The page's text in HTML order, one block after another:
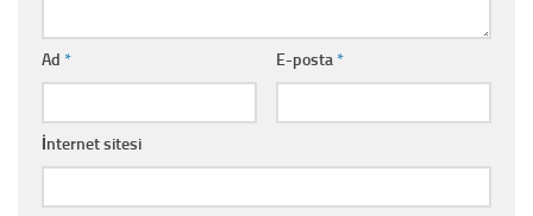
Ad * E-posta*
İnternet sitesi